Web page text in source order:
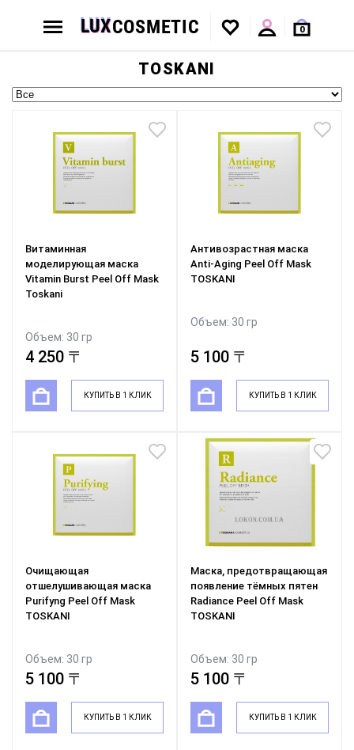
0
TOSKANI
Витаминная
моделирующая маска
Vitamin Burst Peel Off Mask
Toskani
Объем: 30 гр
4 250 〒
КУПИТЬ В 1 КЛИК
Антивозрастная маска
Anti-Aging Peel Off Mask
TOSKANI
Объем: 30 гр
5 100 〒
КУПИТЬ В 1 КЛИК
Очищающая
отшелушивающая маска
Purifyng Peel Off Mask
TOSKANI
Объем: 30 гр
5 100 〒
КУПИТЬ В 1 КЛИК
Маска, предотвращающая
появление тёмных пятен
Radiance Peel Off Mask
TOSKANI
Объем: 30 гр
5 100 〒
КУПИТЬ В 1 КЛИК